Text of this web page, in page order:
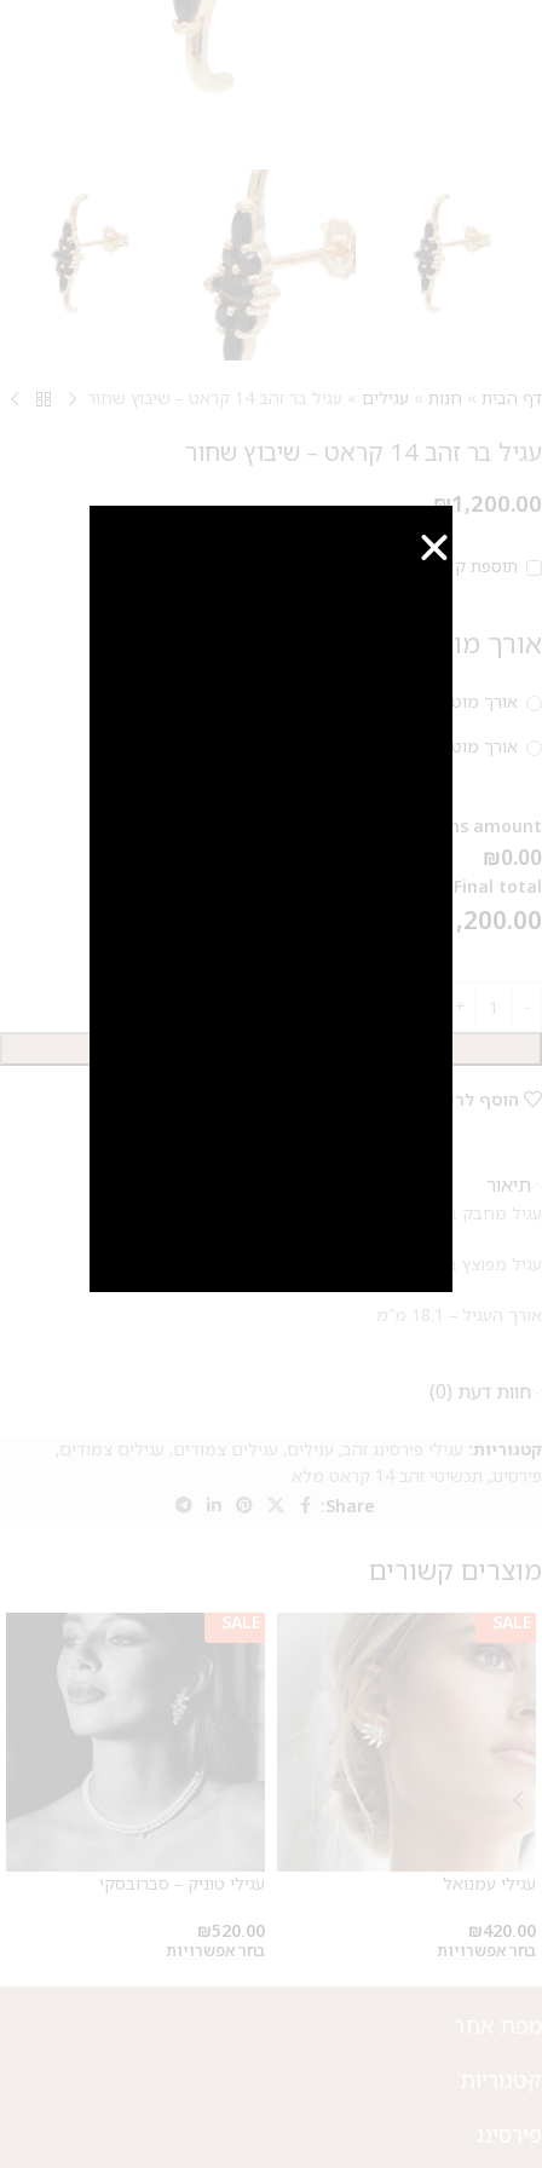
דף הבית » חנות » עגילים » עגיל בר זהב 14 קראט – שיבוץ שחור
עגיל בר זהב 14 קראט – שיבוץ שחור
₪1,200.00
תוספת קליפס 20 ₪
אורך מוט
אורך מוט – 6 מ"מ (חור שהחלים)
אורך מוט – 8 מ"מ (חור חדש)
Options amount
₪0.00
Final total
1,200.00
הוסף לרשימת המשאלות
תיאור
עגיל מחבק בר – עשוי 14 קארט מלא.
עגיל מפוצץ בסטייל ( קיים גם בשיבוץ לבן)
אורך העגיל – 18.1 מ”מ
חוות דעת (0)
קטגוריות: עגילי פירסינג זהב, עגילים, עגילים צמודים, עגילים צמודים,
פירסינג, תכשיטי זהב 14 קראט מלא
Share:
מוצרים קשורים
SALE
עגילי עמנואל
₪420.00
בחר אפשרויות
SALE
עגילי טוניק – סברובסקי
₪520.00
בחר אפשרויות
מבצע 1+1
על החירור ל-50 הפונות ראשונות
אזניים